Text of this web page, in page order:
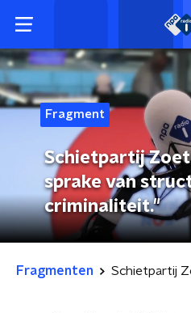
Fragment
Schietpartij
sprake van
criminaliteit."
Fragmenten